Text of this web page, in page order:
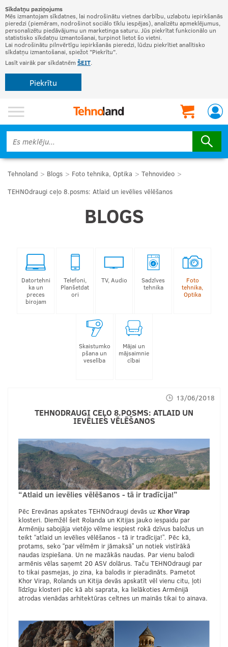
Sīkdatņu paziņojums
Mēs izmantojam sīkdatnes, lai nodrošinātu vietnes darbību, uzlabotu iepirkšanās
pieredzi (piemēram, nodrošinot sociālo tīklu iespējas), analizētu apmeklējumus,
personalizētu piedāvājumu un marketinga saturu. Jūs piekrītat funkcionālo un
statistisko sīkdatņu izmantošanai, turpinot lietot šo vietni.
Lai nodrošinātu pilnvērtīgu iepirkšanās pieredzi, lūdzu piekrītiet analītisko
sīkdatņu izmantošanai, spiežot "Piekrītu".
Lasīt vairāk par sīkdatnēm ŠEIT.
Piekrītu
Tehnoland Blogs Foto tehnika, Optika
Tehnovideo
TEHNOdraugi ceļo 8.posms: Atlaid un ievēlies vēlēšanos
BLOGS
Datortehni
ka un
preces
birojam
Telefoni,
Planšetdat
ori
TV, Audio
Sadzīves
tehnika
Foto
tehnika,
Optika
Skaistumko
pšana un
veselība
Mājai un
mājsaimnie
cībai
TEHNODRAUGI CEĻO 8.POSMS: ATLAID UN
IEVĒLIES VĒLĒŠANOS
13/06/2018
“Atlaid un ievēlies vēlēšanos - tā ir tradīcija!”
Pēc Erevānas apskates TEHNOdraugi devās uz Khor Virap
klosteri. Diemžēl šeit Rolanda un Kitijas jauko iespaidu par
Armēniju sabojāja vietējo vēlme iespiest rokā dzīvus baložus un
teikt “atlaid un ievēlies vēlēšanos - tā ir tradīcija!”. Pēc kā,
protams, seko “par vēlmēm ir jāmaksā” un notiek vistīrākā
naudas izspiešana. Un ne mazākās naudas. Par vienu balodi
armēnis vēlas saņemt 20 ASV dolārus. Taču TEHNOdraugi par
to tikai pasmejas, jo zina, ka balodis ir pieradināts. Pametot
Khor Virap, Rolands un Kitija devās apskatīt vēl vienu citu, ļoti
līdzīgu klosteri pēc kā abi saprata, ka lielākoties Armēnijā
atrodas vienādas arhitektūras celtnes un mainās tikai to ainava.